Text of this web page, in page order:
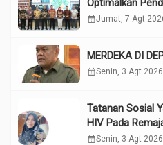
Optimalkan
calendar_monthJumat, 7 Agt
MERDEKA DI
calendar_monthSenin, 3 Agt 2026
Tatanan Sosial
HIV Pada
calendar_monthSenin, 3 Agt 2026